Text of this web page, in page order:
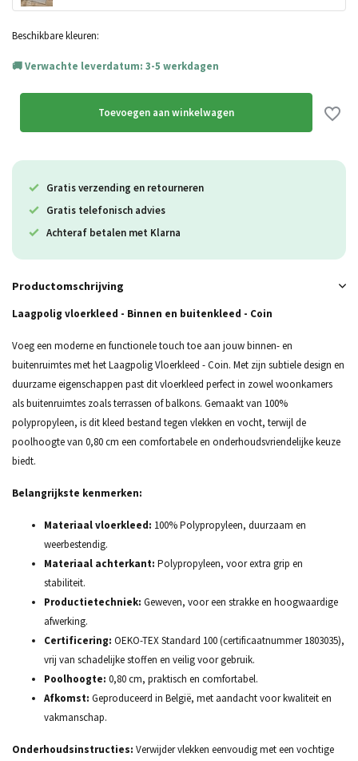
Uitverkocht
Beschikbare kleuren:
Verwachte leverdatum: 3-5 werkdagen
Toevoegen aan winkelwagen
Gratis verzending en retourneren
Gratis telefonisch advies
Achteraf betalen met Klarna
Productomschrijving
Laagpolig vloerkleed - Binnen en buitenkleed - Coin
Voeg een moderne en functionele touch toe aan jouw binnen- en
buitenruimtes met het Laagpolig Vloerkleed - Coin. Met zijn subtiele design en
duurzame eigenschappen past dit vloerkleed perfect in zowel woonkamers
als buitenruimtes zoals terrassen of balkons. Gemaakt van 100%
polypropyleen, is dit kleed bestand tegen vlekken en vocht, terwijl de
poolhoogte van 0,80 cm een comfortabele en onderhoudsvriendelijke keuze
biedt.
Belangrijkste kenmerken:
Materiaal vloerkleed: 100% Polypropyleen, duurzaam en
weerbestendig.
Materiaal achterkant: Polypropyleen, voor extra grip en
stabiliteit.
Productietechniek: Geweven, voor een strakke en hoogwaardige
afwerking.
Certificering: OEKO-TEX Standard 100 (certificaatnummer 1803035),
vrij van schadelijke stoffen en veilig voor gebruik.
Poolhoogte: 0,80 cm, praktisch en comfortabel.
Afkomst: Geproduceerd in België, met aandacht voor kwaliteit en
vakmanschap.
Onderhoudsinstructies: Verwijder vlekken eenvoudig met een vochtige